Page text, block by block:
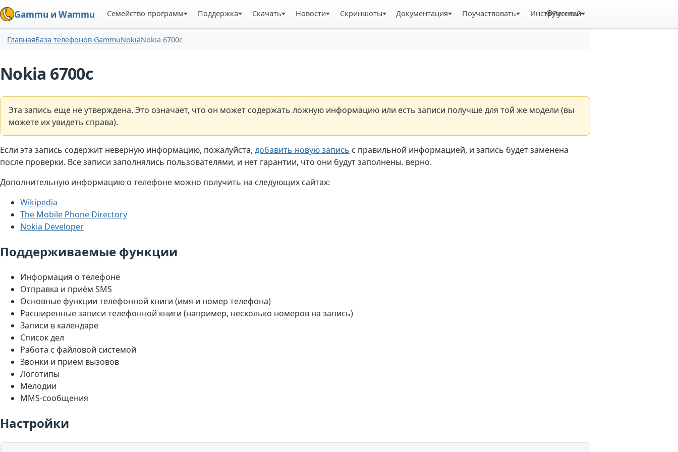
Gammu и Wammu Семейство программ Поддержка Скачать Новости Скриншоты Документация Поучаствовать Инструменты
Русский
ГлавнаяБаза телефонов GammuNokiaNokia 6700c
Nokia 6700c
Эта запись еще не утверждена. Это означает, что он может содержать ложную информацию или есть записи получше для той же модели (вы
можете их увидеть справа).
Если эта запись содержит неверную информацию, пожалуйста, добавить новую запись с правильной информацией, и запись будет заменена
после проверки. Все записи заполнялись пользователями, и нет гарантии, что они будут заполнены. верно.
Дополнительную информацию о телефоне можно получить на следующих сайтах:
Wikipedia
The Mobile Phone Directory
Nokia Developer
Поддерживаемые функции
Информация о телефоне
Отправка и приём SMS
Основные функции телефонной книги (имя и номер телефона)
Расширенные записи телефонной книги (например, несколько номеров на запись)
Записи в календаре
Список дел
Работа с файловой системой
Звонки и приём вызовов
Логотипы
Мелодии
MMS-сообщения
Настройки